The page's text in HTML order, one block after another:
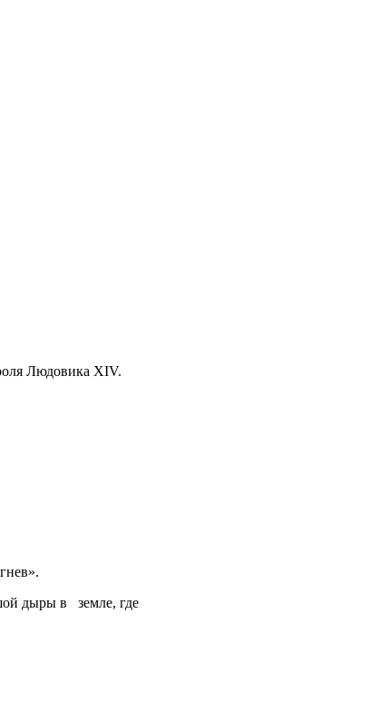
Людовика XIV.
дыры в земле, где